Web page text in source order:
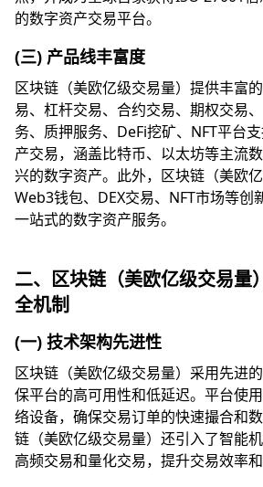
的数字资产交易平台。
(三) 产品线丰富度
区块链（美欧亿级交易量）提供丰富
易、杠杆交易、合约交易、期权交易
务、质押服务、DeFi挖矿、NFT平台
产交易，涵盖比特币、以太坊等主流
兴的数字资产。此外，区块链（美欧
Web3钱包、DEX交易、NFT市场等创
一站式的数字资产服务。
二、区块链（美欧亿级交易量
全机制
(一) 技术架构先进性
区块链（美欧亿级交易量）采用先进
保平台的高可用性和低延迟。平台使
络设备，确保交易订单的快速撮合和
链（美欧亿级交易量）还引入了智能
高频交易和量化交易，提升交易效率和